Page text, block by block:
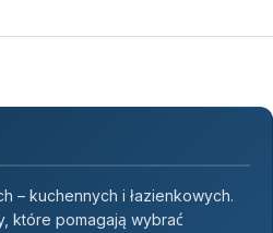
– kuchennych i łazienkowych.
które pomagają wybrać